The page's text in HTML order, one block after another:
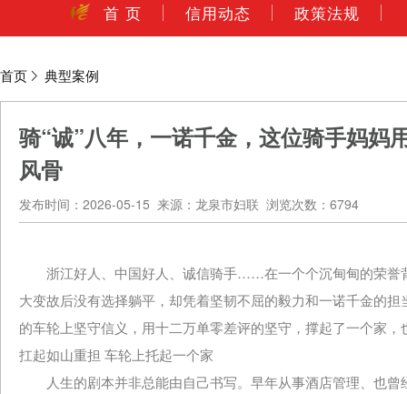
首 页 信用动态 政策法规
首页 典型案例
骑“诚”八年，一诺千金，这位骑手妈妈
风骨
发布时间：2026-05-15 来源：龙泉市妇联 浏览次数：6794
浙江好人、中国好人、诚信骑手……在一个个沉甸甸的荣誉
大变故后没有选择躺平，却凭着坚韧不屈的毅力和一诺千金的
的车轮上坚守信义，用十二万单零差评的坚守，撑起了一个家，
扛起如山重担 车轮上托起一个家
人生的剧本并非总能由自己书写。早年从事酒店管理、也曾